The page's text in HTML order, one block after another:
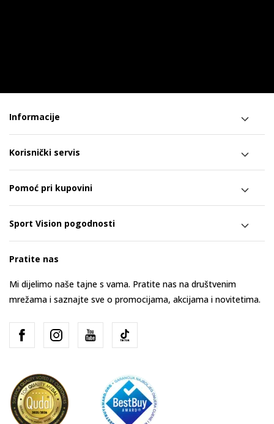
Informacije
Korisnički servis
Pomoć pri kupovini
Sport Vision pogodnosti
Pratite nas
Mi dijelimo naše tajne s vama. Pratite nas na društvenim
mrežama i saznajte sve o promocijama, akcijama i novitetima.